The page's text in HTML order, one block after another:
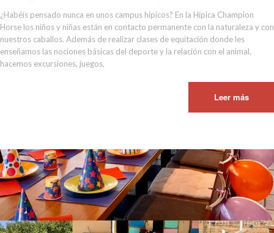
¿Habéis pensado nunca en unos campus hípicos? En la Hípica Champion
Horse los niños y niñas están en contacto permanente con la naturaleza y con
nuestros caballos. Además de realizar clases de equitación donde les
enseñamos las nociones básicas del deporte y la relación con el animal,
hacemos excursiones, juegos,
Leer más